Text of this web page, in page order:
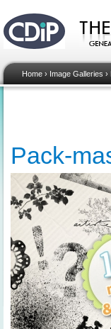
Home › Image Galleries ›
Pack-